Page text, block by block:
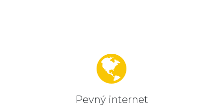
Pevný internet